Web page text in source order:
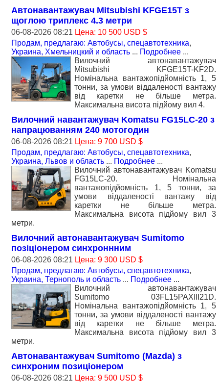
Автонавантажувач Mitsubishi KFGE15T з
щоглою триплекс 4.3 метри
06-08-2026 08:21 Цена: 10 500 USD $
Продам, предлагаю: Автобусы, спецавтотехника,
Украина, Хмельницкий и область ... Подробнее ...
Вилочний автонавантажувач
Mitsubishi KFGE15T-KF2D.
Номiнальна вантажопідйомність 1, 5
тонни, за умови віддаленості вантажу
від каретки не більше метра.
Максимальна висота підйому вил 4.
Вилочний навантажувач Komatsu FG15LC-20 з
напрацюванням 240 мотогодин
06-08-2026 08:21 Цена: 9 700 USD $
Продам, предлагаю: Автобусы, спецавтотехника,
Украина, Львов и область ... Подробнее ...
Вилочний автонавантажувач Komatsu
FG15LC-20. Номiнальна
вантажопідйомність 1, 5 тонни, за
умови віддаленості вантажу від
каретки не більше метра.
Максимальна висота підйому вил 3
метри.
Вилочний автонавантажувач Sumitomo
позiцiонером синхроннним
06-08-2026 08:21 Цена: 9 300 USD $
Продам, предлагаю: Автобусы, спецавтотехника,
Украина, Тернополь и область ... Подробнее ...
Вилочний автонавантажувач
Sumitomo 03FL15PAXIII21D.
Номiнальна вантажопідйомність 1, 5
тонни, за умови віддаленості вантажу
від каретки не більше метра.
Максимальна висота підйому вил 3
метри.
Автонавантажувач Sumitomo (Mazda) з
синхроним позицiонером
06-08-2026 08:21 Цена: 9 500 USD $